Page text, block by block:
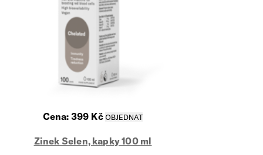
Cena: 399 Kč
Zinek Selen, kapky 100 ml